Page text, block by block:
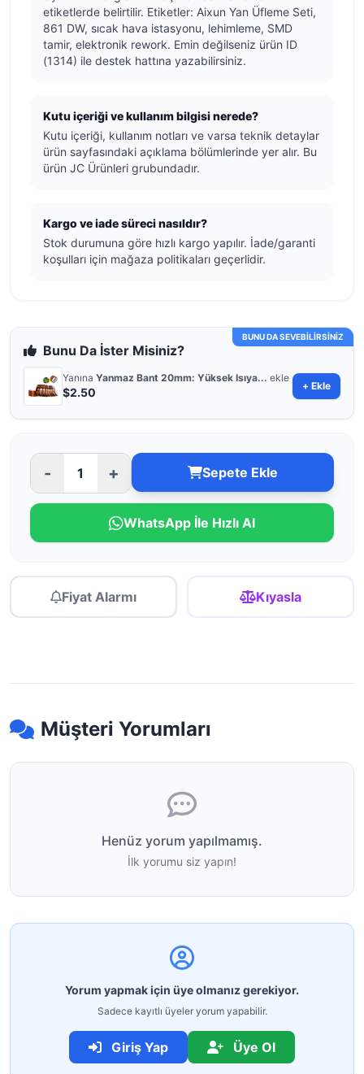
etiketlerde belirtilir. Etiketler: Aixun Yan Üfleme Seti,
861 DW, sıcak hava istasyonu, lehimleme, SMD
tamir, elektronik rework. Emin değilseniz ürün ID
(1314) ile destek hattına yazabilirsiniz.
Kutu içeriği ve kullanım bilgisi nerede?
Kutu içeriği, kullanım notları ve varsa teknik detaylar
ürün sayfasındaki açıklama bölümlerinde yer alır. Bu
ürün JC Ürünleri grubundadır.
Kargo ve iade süreci nasıldır?
Stok durumuna göre hızlı kargo yapılır. İade/garanti
koşulları için mağaza politikaları geçerlidir.
BUNU DA SEVEBİLİRSİNİZ
Bunu Da İster Misiniz?
Yanına Yanmaz Bant 20mm: Yüksek Isıya... ekle
$2.50 + Ekle
- + Sepete Ekle
WhatsApp İle Hızlı Al
Fiyat Alarmı Kıyasla
Müşteri Yorumları
Henüz yorum yapılmamış.
İlk yorumu siz yapın!
Yorum yapmak için üye olmanız gerekiyor.
Sadece kayıtlı üyeler yorum yapabilir.
Giriş Yap Üye Ol